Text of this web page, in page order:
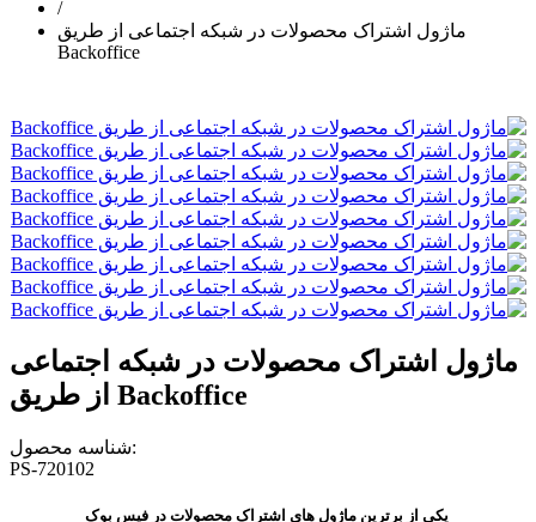
/
ماژول اشتراک محصولات در شبکه اجتماعی از طریق
Backoffice
ماژول اشتراک محصولات در شبکه اجتماعی
از طریق Backoffice
شناسه محصول:
PS-720102